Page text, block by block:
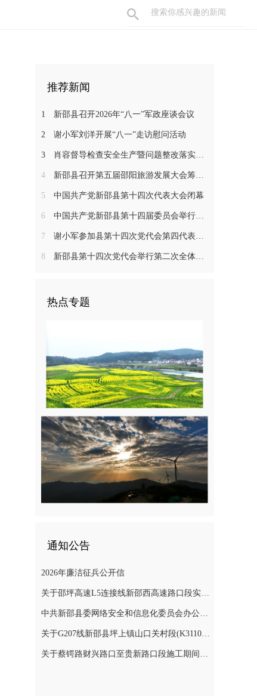
推荐新闻
1 新邵县召开2026年“八一”军政座谈会议
2 谢小军刘洋开展“八一”走访慰问活动
3 肖容督导检查安全生产暨问题整改落实工作
4 新邵县召开第五届邵阳旅游发展大会筹备工作调度会
5 中国共产党新邵县第十四次代表大会闭幕
6 中国共产党新邵县第十四届委员会举行第一次全体会议
7 谢小军参加县第十四次党代会第四代表团分组讨论
8 新邵县第十四次党代会举行第二次全体会议
热点专题
通知公告
2026年廉洁征兵公开信
关于邵坪高速L5连接线新邵西高速路口段实施交通管制的公告
中共新邵县委网络安全和信息化委员会办公室关于巡察整改进展情况的通报
关于G207线新邵县坪上镇山口关村段(K3110+900～K3112+400)公路边坡地质灾害防治工程交通管制的公告
关于蔡锷路财兴路口至贵新路口段施工期间交通管制的通知